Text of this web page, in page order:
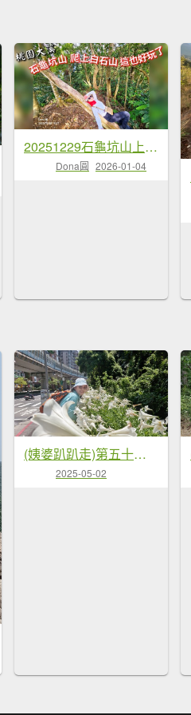
20251229石龜坑山上白石山下白石埤O走+阿姆坪
Dona圓 2026-01-04
(姨婆趴趴走)第五十三集:台北內湖三山（白鷺鷥山、康樂山、明舉山）連走
2025-05-02